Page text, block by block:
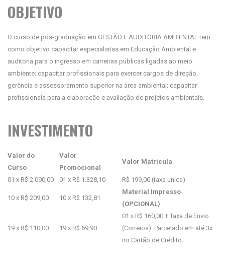
OBJETIVO
O curso de pós-graduação em GESTÃO E AUDITORIA AMBIENTAL tem
como objetivo capacitar especialistas em Educação Ambiental e
auditoria para o ingresso em carreiras públicas ligadas ao meio
ambiente; capacitar profissionais para exercer cargos de direção,
gerência e assessoramento superior na área ambiental; capacitar
profissionais para a elaboração e avaliação de projetos ambientais.
INVESTIMENTO
Valor do
Curso
Valor
Promocional
Valor Matrícula
01 x R$ 2.090,00 01 x R$ 1.328,10 R$ 199,00 (taxa única)
10 x R$ 209,00 10 x R$ 132,81
Material Impresso
(OPCIONAL)
19 x R$ 110,00 19 x R$ 69,90
01 x R$ 160,00 + Taxa de Envio
(Correios). Parcelado em até 3x
no Cartão de Crédito.